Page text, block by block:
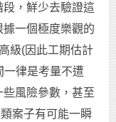
，鮮少去驗證這
一個極度樂觀的
級(因此工期估計
一律是考量不遭
風險參數，甚至
案子有可能一瞬